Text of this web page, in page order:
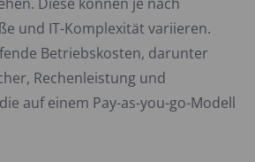
und IT-Komplexität variieren.
Betriebskosten, darunter
Rechenleistung und
auf einem Pay-as-you-go-Modell